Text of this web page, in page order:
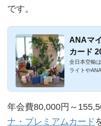
です。
ANAマ
カード
全日本空輸
ライトや
年会費80,000円～
ナ・プレミアムカード